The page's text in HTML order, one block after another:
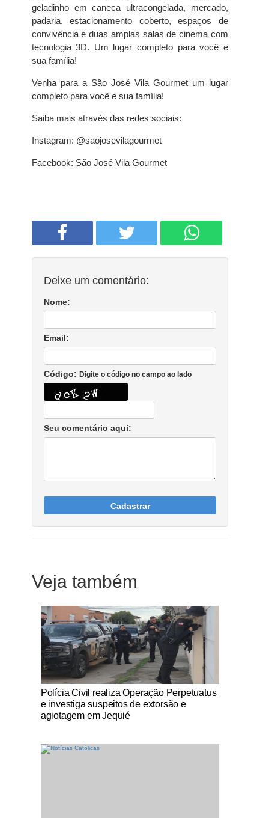
geladinho em caneca ultracongelada, mercado,
padaria, estacionamento coberto, espaços de
convivência e duas amplas salas de cinema com
tecnologia 3D. Um lugar completo para você e
sua família!
Venha para a São José Vila Gourmet um lugar
completo para você e sua família!
Saiba mais através das redes sociais:
Instagram: @saojosevilagourmet
Facebook: São José Vila Gourmet
Deixe um comentário:
Nome:
Email:
Código: Digite o código no campo ao lado
Seu comentário aqui:
Cadastrar
Veja também
Notícias Católicas
Polícia Civil realiza Operação Perpetuatus
e investiga suspeitos de extorsão e
agiotagem em Jequié